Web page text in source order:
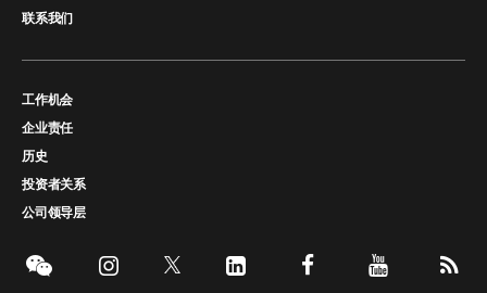
联系我们
工作机会
企业责任
历史
投资者关系
公司领导层